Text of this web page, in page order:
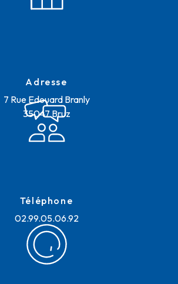
Adresse
7 Rue Edouard Branly
35047 Bruz
Téléphone
02.99.05.06.92